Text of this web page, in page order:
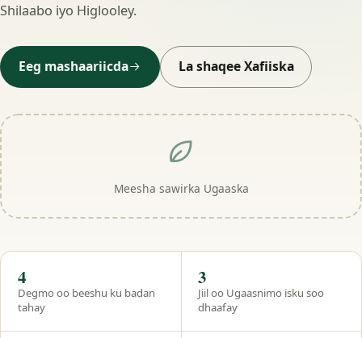
Shilaabo iyo Higlooley.
Eeg mashaariicda La shaqee Xafiiska
Meesha sawirka Ugaaska
Hal eeg
Degmo oo beeshu ku badan
tahay
4
Jiil oo Ugaasnimo isku soo
dhaafay
3